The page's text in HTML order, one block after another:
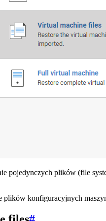
pojedynczych plików (file
plików konfiguracyjnych